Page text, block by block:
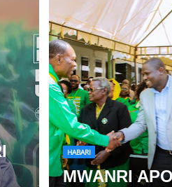
HABARI
MWANRI